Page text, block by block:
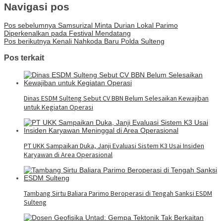
Navigasi pos
Pos sebelumnya Samsurizal Minta Durian Lokal Parimo
Diperkenalkan pada Festival Mendatang
Pos berikutnya Kenali Nahkoda Baru Polda Sulteng
Pos terkait
Dinas ESDM Sulteng Sebut CV BBN Belum Selesaikan Kewajiban
untuk Kegiatan Operasi
PT UKK Sampaikan Duka, Janji Evaluasi Sistem K3 Usai Insiden
Karyawan di Area Operasional
Tambang Sirtu Baliara Parimo Beroperasi di Tengah Sanksi ESDM
Sulteng